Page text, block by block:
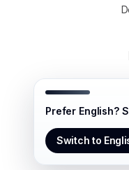
Prefer English?
Switch to